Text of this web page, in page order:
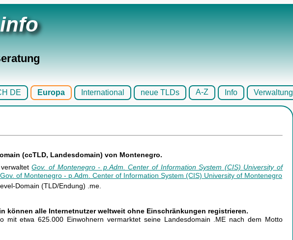
DE Europa International neue TLDs A-Z Info Verwaltung
(ccTLD, Landesdomain) von Montenegro.
verwaltetGov. of Montenegro - p.Adm. Center of Information System (CIS) University of
Domain (TLD/Endung) .me.
können alle Internetnutzer weltweit ohne Einschränkungen registrieren.
mit etwa 625.000 Einwohnern vermarktet seine Landesdomain .ME nach dem Motto